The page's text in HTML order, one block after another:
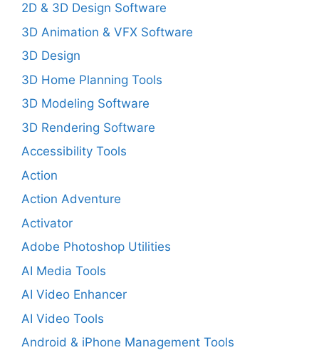
2D & 3D Design Software
3D Animation & VFX Software
3D Design
3D Home Planning Tools
3D Modeling Software
3D Rendering Software
Accessibility Tools
Action
Action Adventure
Activator
Adobe Photoshop Utilities
AI Media Tools
AI Video Enhancer
AI Video Tools
Android & iPhone Management Tools